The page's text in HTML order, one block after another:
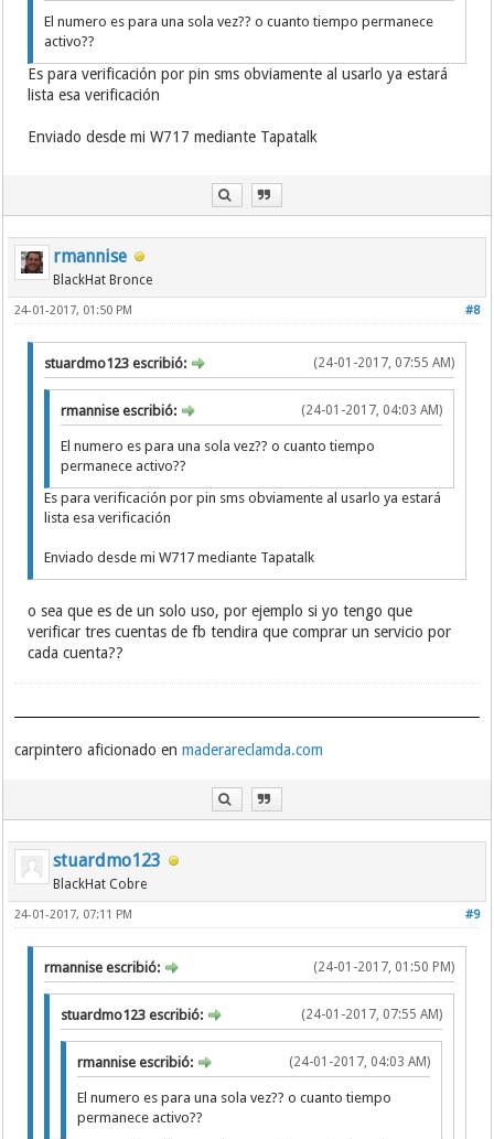
El numero es para una sola vez?? o cuanto tiempo permanece
activo??
Es para verificación por pin sms obviamente al usarlo ya estará
lista esa verificación
Enviado desde mi W717 mediante Tapatalk
rmannise
BlackHat Bronce
#8
24-01-2017, 01:50 PM
(24-01-2017, 07:55 AM)
stuardmo123 escribió:
(24-01-2017, 04:03 AM)
rmannise escribió:
El numero es para una sola vez?? o cuanto tiempo
permanece activo??
Es para verificación por pin sms obviamente al usarlo ya estará
lista esa verificación
Enviado desde mi W717 mediante Tapatalk
o sea que es de un solo uso, por ejemplo si yo tengo que
verificar tres cuentas de fb tendira que comprar un servicio por
cada cuenta??
carpintero aficionado enmaderareclamda.com
stuardmo123
BlackHat Cobre
#9
24-01-2017, 07:11 PM
(24-01-2017, 01:50 PM)
rmannise escribió:
(24-01-2017, 07:55 AM)
stuardmo123 escribió:
(24-01-2017, 04:03 AM)
rmannise escribió:
El numero es para una sola vez?? o cuanto tiempo
permanece activo??